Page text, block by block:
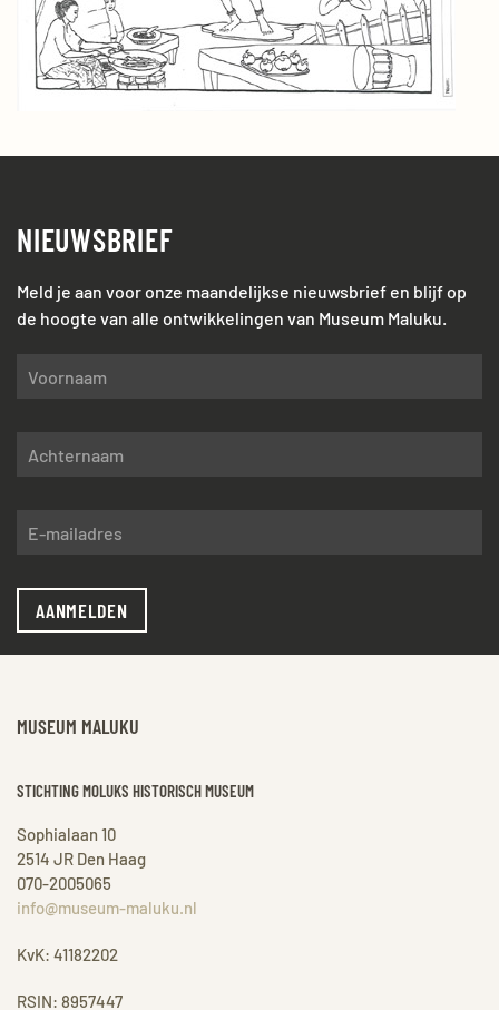
NIEUWSBRIEF
Meld je aan voor onze maandelijkse nieuwsbrief en blijf op
de hoogte van alle ontwikkelingen van Museum Maluku.
AANMELDEN
MUSEUM MALUKU
STICHTING MOLUKS HISTORISCH MUSEUM
Sophialaan 10
2514 JR Den Haag
070-2005065
info@museum-maluku.nl
KvK: 41182202
RSIN: 8957447